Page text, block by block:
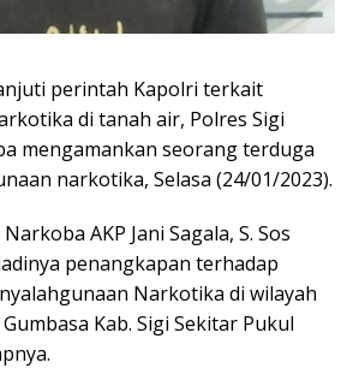
perintah Kapolri terkait
di tanah air, Polres Sigi
mengamankan seorang terduga
narkotika, Selasa (24/01/2023).
AKP Jani Sagala, S. Sos
penangkapan terhadap
Narkotika di wilayah
Kab. Sigi Sekitar Pukul